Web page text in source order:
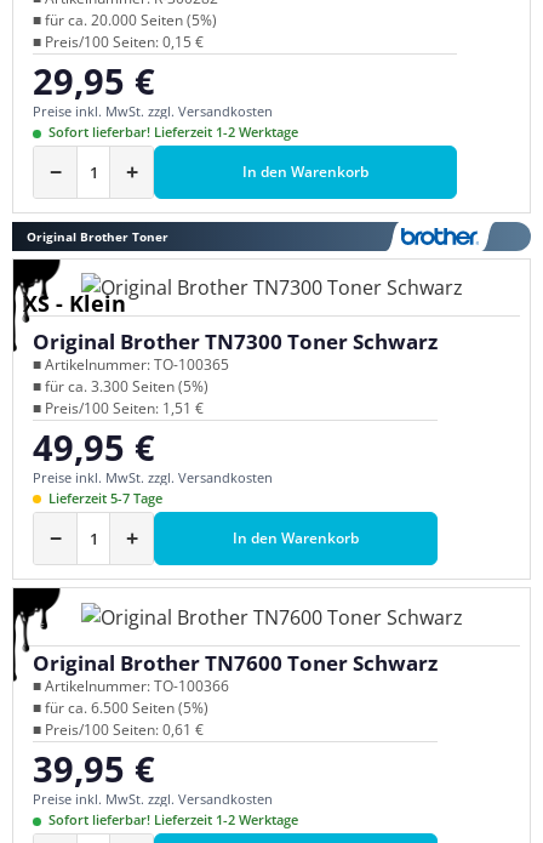
■ für ca. 20.000 Seiten (5%)
■ Preis/100 Seiten: 0,15 €
Regulärer Preis:
29,95 €
Preise inkl. MwSt. zzgl. Versandkosten
Sofort lieferbar! Lieferzeit 1-2 Werktage
− + In den Warenkorb
Original Brother Toner
XS - Klein
Original Brother TN7300 Toner Schwarz
■ Artikelnummer: TO-100365
■ für ca. 3.300 Seiten (5%)
■ Preis/100 Seiten: 1,51 €
Regulärer Preis:
49,95 €
Preise inkl. MwSt. zzgl. Versandkosten
Lieferzeit 5-7 Tage
− + In den Warenkorb
Original Brother TN7600 Toner Schwarz
■ Artikelnummer: TO-100366
■ für ca. 6.500 Seiten (5%)
■ Preis/100 Seiten: 0,61 €
Regulärer Preis:
39,95 €
Preise inkl. MwSt. zzgl. Versandkosten
Sofort lieferbar! Lieferzeit 1-2 Werktage